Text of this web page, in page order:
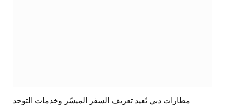
مطارات دبي تُعيد تعريف السفر الميسّر وخدمات التوحد